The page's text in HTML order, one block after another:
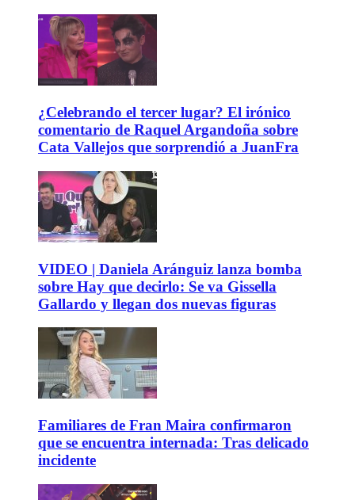
¿Celebrando el tercer lugar? El irónico
comentario de Raquel Argandoña sobre
Cata Vallejos que sorprendió a JuanFra
VIDEO | Daniela Aránguiz lanza bomba
sobre Hay que decirlo: Se va Gissella
Gallardo y llegan dos nuevas figuras
Familiares de Fran Maira confirmaron
que se encuentra internada: Tras delicado
incidente